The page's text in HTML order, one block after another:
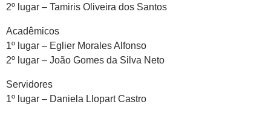
2º lugar – Tamiris Oliveira dos Santos
Acadêmicos
1º lugar – Eglier Morales Alfonso
2º lugar – João Gomes da Silva Neto
Servidores
1º lugar – Daniela Llopart Castro